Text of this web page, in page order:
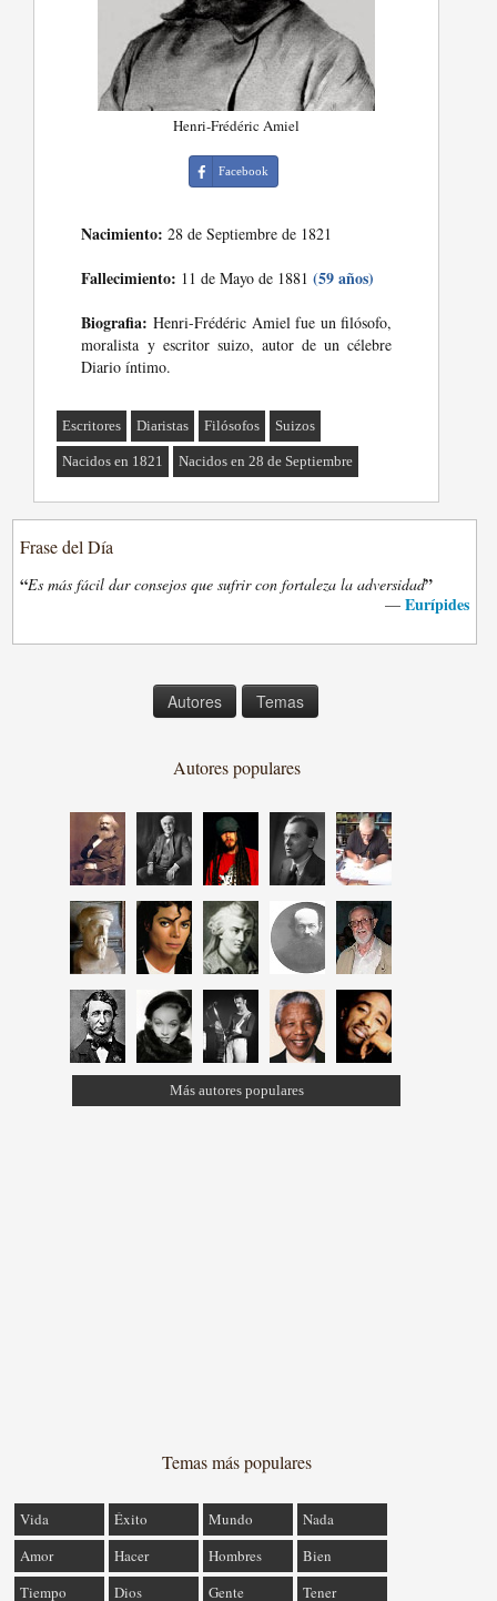
Henri-Frédéric Amiel
Facebook
Nacimiento: 28 de Septiembre de 1821
Fallecimiento: 11 de Mayo de 1881(59 años)
Biografia: Henri-Frédéric Amiel fue un filósofo,
moralista y escritor suizo, autor de un célebre
Diario íntimo.
Escritores Diaristas Filósofos Suizos
Nacidos en 1821 Nacidos en 28 de Septiembre
Frase del Día
“Es más fácil dar consejos que sufrir con fortaleza la adversidad”
— Eurípides
Autores Temas
Autores populares
Más autores populares
Temas más populares
Vida Éxito Mundo
Nada
Amor
Hacer Hombres
Bien
Tiempo
Dios Gente Tener